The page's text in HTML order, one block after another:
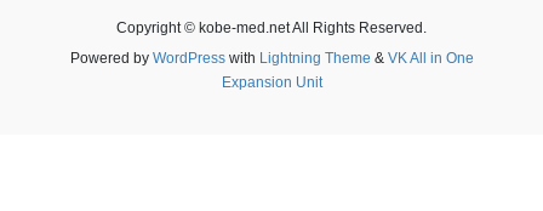
Copyright © kobe-med.net All Rights Reserved.
Powered by WordPresswith Lightning Theme & VK All in One
Expansion Unit